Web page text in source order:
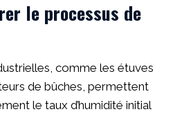
le processus de
comme les étuves
de bûches, permettent
le taux d’humidité initial